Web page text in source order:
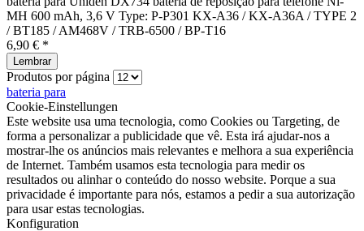
MH 600 mAh, 3,6 V Type: P-P301 KX-A36 / KX-A36A / TYPE 2
/ BT185 / AM468V / TRB-6500 / BP-T16
6,90 € *
Lembrar
Produtos por página
bateria para
Cookie-Einstellungen
Este website usa uma tecnologia, como Cookies ou Targeting, de
forma a personalizar a publicidade que vê. Esta irá ajudar-nos a
mostrar-lhe os anúncios mais relevantes e melhora a sua experiência
de Internet. Também usamos esta tecnologia para medir os
resultados ou alinhar o conteúdo do nosso website. Porque a sua
privacidade é importante para nós, estamos a pedir a sua autorização
para usar estas tecnologias.
Konfiguration